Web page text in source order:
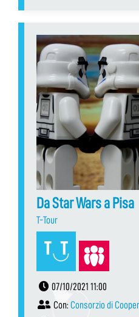
Da Star Wars a Pisa
T-Tour
07/10/2021 11:00
Con: Consorzio di